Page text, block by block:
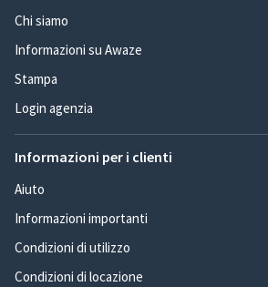
Chi siamo
Informazioni su Awaze
Stampa
Login agenzia
Informazioni per i clienti
Aiuto
Informazioni importanti
Condizioni di utilizzo
Condizioni di locazione